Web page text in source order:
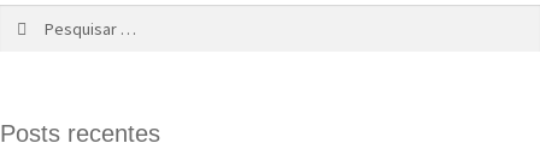
Posts recentes